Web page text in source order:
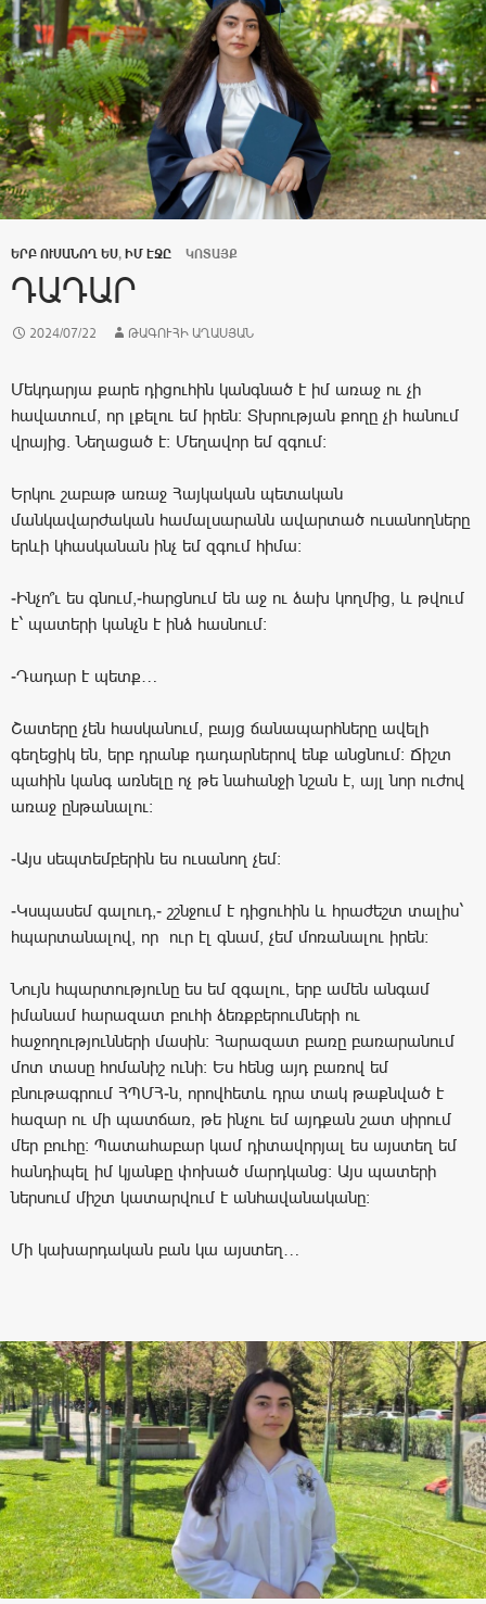
ԵՐԲ ՈՒՍԱՆՈՂ ԵՍ, ԻՄ ԷՋԸ ԿՈՏԱՅՔ
ԴԱԴԱՐ
2024/07/22 ԹԱԳՈՒՀԻ ԱՂԱՍՅԱՆ
Մեկդարյա քարե դիցուհին կանգնած է իմ առաջ ու չի
հավատում, որ լքելու եմ իրեն։ Տխրության քողը չի հանում
վրայից. Նեղացած է։ Մեղավոր եմ զգում։
Երկու շաբաթ առաջ Հայկական պետական
մանկավարժական համալսարանն ավարտած ուսանողները
երևի կհասկանան ինչ եմ զգում հիմա։
-Ինչո՞ւ ես գնում,-հարցնում են աջ ու ձախ կողմից, և թվում
է` պատերի կանչն է ինձ հասնում։
-Դադար է պետք…
Շատերը չեն հասկանում, բայց ճանապարհները ավելի
գեղեցիկ են, երբ դրանք դադարներով ենք անցնում։ Ճիշտ
պահին կանգ առնելը ոչ թե նահանջի նշան է, այլ նոր ուժով
առաջ ընթանալու։
-Այս սեպտեմբերին ես ուսանող չեմ։
-Կսպասեմ գալուդ,- շշնջում է դիցուհին և հրաժեշտ տալիս`
հպարտանալով, որ ուր էլ գնամ, չեմ մոռանալու իրեն:
Նույն հպարտությունը ես եմ զգալու, երբ ամեն անգամ
իմանամ հարազատ բուհի ձեռքբերումների ու
հաջողությունների մասին: Հարազատ բառը բառարանում
մոտ տասը հոմանիշ ունի: Ես հենց այդ բառով եմ
բնութագրում ՀՊՄՀ-ն, որովհետև դրա տակ թաքնված է
հազար ու մի պատճառ, թե ինչու եմ այդքան շատ սիրում
մեր բուհը: Պատահաբար կամ դիտավորյալ ես այստեղ եմ
հանդիպել իմ կյանքը փոխած մարդկանց: Այս պատերի
ներսում միշտ կատարվում է անհավանականը:
Մի կախարդական բան կա այստեղ…